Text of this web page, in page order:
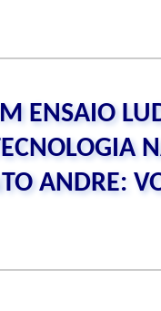
ENSAIO
ANDRE: